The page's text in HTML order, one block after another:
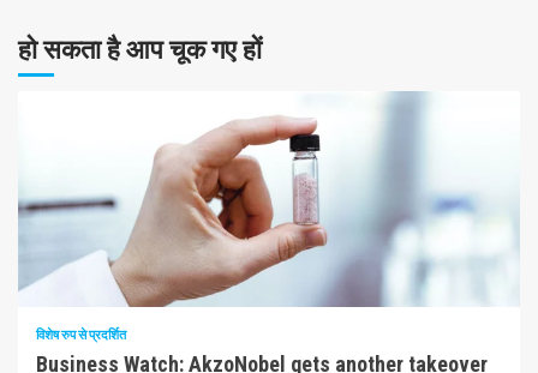
हो सकता है आप चूक गए हों
10 न्यूनतम पढ़ा
विशेष रुप से प्रदर्शित
Business Watch: AkzoNobel gets another takeover